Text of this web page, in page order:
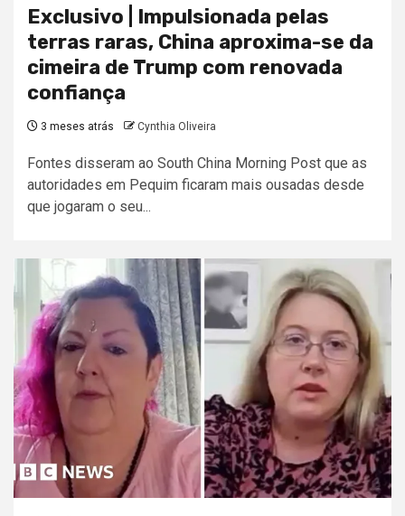
Exclusivo | Impulsionada pelas
terras raras, China aproxima-se da
cimeira de Trump com renovada
confiança
3 meses atrás Cynthia Oliveira
Fontes disseram ao South China Morning Post que as
autoridades em Pequim ficaram mais ousadas desde
que jogaram o seu...